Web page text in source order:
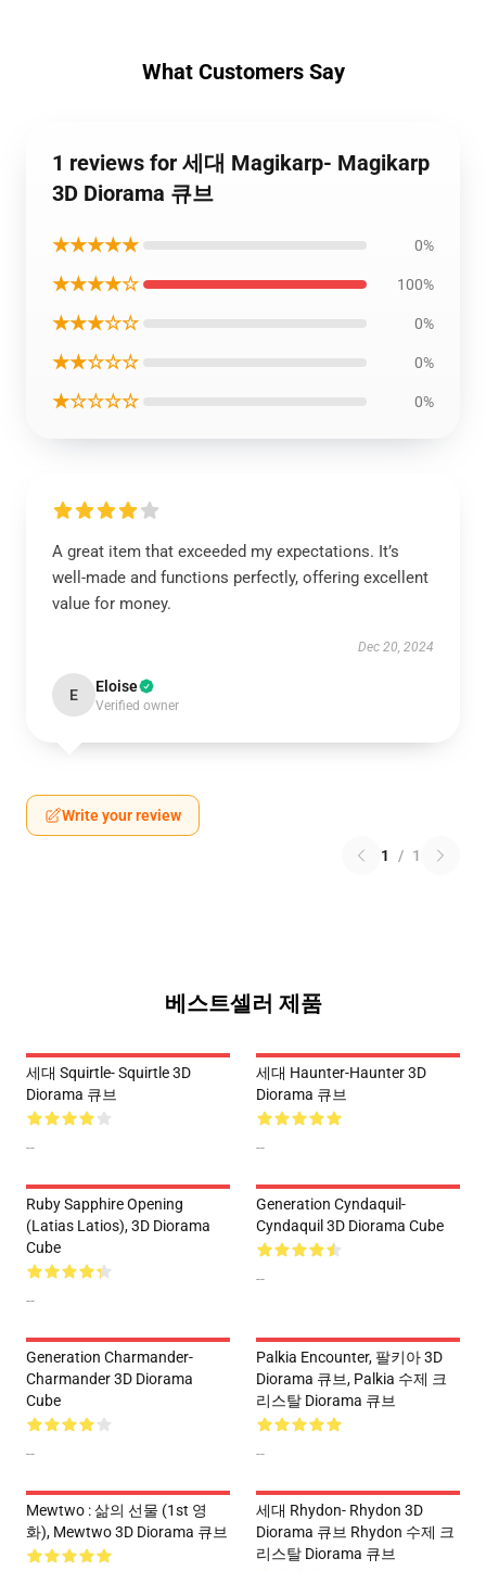
What Customers Say
1 reviews for 세대 Magikarp- Magikarp
3D Diorama 큐브
★★★★★ 0%
★★★★☆ 100%
★★★☆☆ 0%
★★☆☆☆ 0%
★☆☆☆☆ 0%
A great item that exceeded my expectations. It’s
well-made and functions perfectly, offering excellent
value for money.
Dec 20, 2024
E Eloise
Verified owner
Write your review
1 / 1
베스트셀러 제품
세대 Squirtle- Squirtle 3D
Diorama 큐브
--
세대 Haunter-Haunter 3D
Diorama 큐브
--
Ruby Sapphire Opening
(Latias Latios), 3D Diorama
Cube
--
Generation Cyndaquil-
Cyndaquil 3D Diorama Cube
--
Generation Charmander-
Charmander 3D Diorama
Cube
--
Palkia Encounter, 팔키아 3D
Diorama 큐브, Palkia 수제 크
리스탈 Diorama 큐브
--
Mewtwo : 삶의 선물 (1st 영
화), Mewtwo 3D Diorama 큐브
세대 Rhydon- Rhydon 3D
Diorama 큐브 Rhydon 수제 크
리스탈 Diorama 큐브